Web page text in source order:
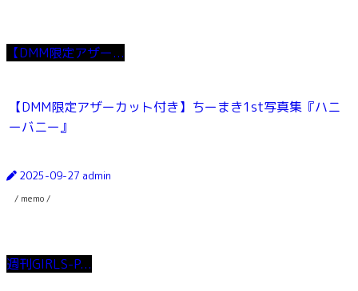
【DMM限定アザー...
【DMM限定アザーカット付き】ちーまき1st写真集『ハニ
ーバニー』
2025-09-27 admin
/ memo /
週刊GIRLS-P...